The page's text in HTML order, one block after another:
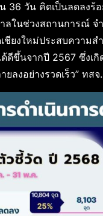
36 วัน คิดเป็นลดลงร้
ลในช่วงสถานการณ์
ชียงใหม่ประสบความ
ด้ดีขึ้นจากปี 2567 ซึ่ง
ลงอย่างรวดเร็ว” ทสจ